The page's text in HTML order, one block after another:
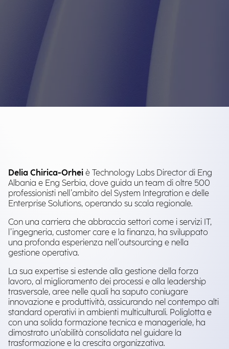
Delia Chirica-Orhei è Technology Labs Director di Eng
Albania e Eng Serbia, dove guida un team di oltre 500
professionisti nell’ambito del System Integration e delle
Enterprise Solutions, operando su scala regionale.
Con una carriera che abbraccia settori come i servizi IT,
l’ingegneria, customer care e la finanza, ha sviluppato
una profonda esperienza nell’outsourcing e nella
gestione operativa.
La sua expertise si estende alla gestione della forza
lavoro, al miglioramento dei processi e alla leadership
trasversale, aree nelle quali ha saputo coniugare
innovazione e produttività, assicurando nel contempo alti
standard operativi in ambienti multiculturali. Poliglotta e
con una solida formazione tecnica e manageriale, ha
dimostrato un'abilità consolidata nel guidare la
trasformazione e la crescita organizzativa.